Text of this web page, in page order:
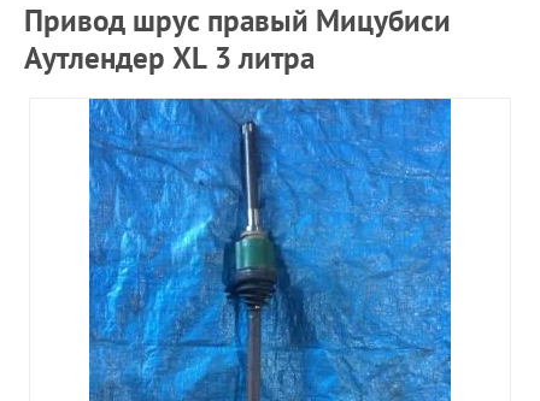
Привод шрус правый Мицубиси
Аутлендер XL 3 литра